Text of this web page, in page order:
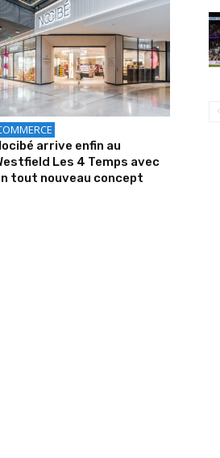
arrive enfin au
Les 4 Temps avec
tout nouveau concept